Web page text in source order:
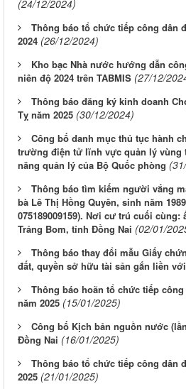
(24/12/2024)
Thông báo tổ chức tiếp công dân
2024 (26/12/2024)
Kho bạc Nhà nước hướng dẫn
niên độ 2024 trên TABMIS (27/12/
Thông báo đăng ký kinh doanh
Tỵ năm 2025 (30/12/2024)
Công bố danh mục thủ tục hành
trường điện tử lĩnh vực quản lý
năng quản lý của Bộ Quốc phòng
Thông báo tìm kiếm người vắng
bà Lê Thị Hồng Quyên, sinh năm
075189009159). Nơi cư trú cuối cùng:
Trảng Bom, tỉnh Đồng Nai (02/01/
Thông báo thay đổi mẫu Giấy
đất, quyền sở hữu tài sản gắn liền
Thông báo hoãn tổ chức tiếp
năm 2025 (15/01/2025)
Công bố Kịch bản nguồn nước
Đồng Nai (16/01/2025)
Thông báo tổ chức tiếp công dân
2025 (21/01/2025)